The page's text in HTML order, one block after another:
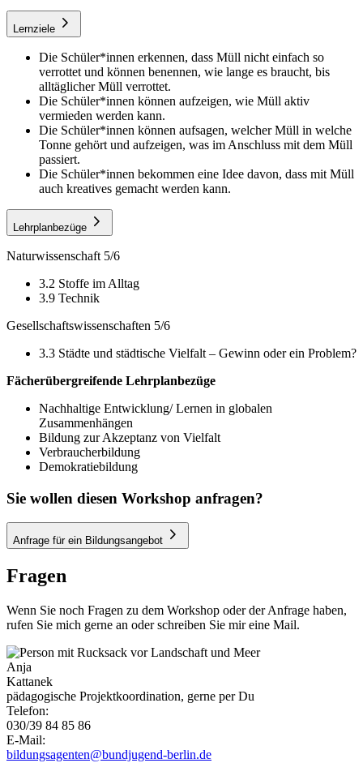
Lernziele
Die Schüler*innen erkennen, dass Müll nicht einfach so
verrottet und können benennen, wie lange es braucht, bis
alltäglicher Müll verrottet.
Die Schüler*innen können aufzeigen, wie Müll aktiv
vermieden werden kann.
Die Schüler*innen können aufsagen, welcher Müll in welche
Tonne gehört und aufzeigen, was im Anschluss mit dem Müll
passiert.
Die Schüler*innen bekommen eine Idee davon, dass mit Müll
auch kreatives gemacht werden kann.
Lehrplanbezüge
Naturwissenschaft 5/6
3.2 Stoffe im Alltag
3.9 Technik
Gesellschaftswissenschaften 5/6
3.3 Städte und städtische Vielfalt – Gewinn oder ein Problem?
Fächerübergreifende Lehrplanbezüge
Nachhaltige Entwicklung/ Lernen in globalen
Zusammenhängen
Bildung zur Akzeptanz von Vielfalt
Verbraucherbildung
Demokratiebildung
Sie wollen diesen Workshop anfragen?
Anfrage für ein Bildungsangebot
Fragen
Wenn Sie noch Fragen zu dem Workshop oder der Anfrage haben,
rufen Sie mich gerne an oder schreiben Sie mir eine Mail.
Anja
Kattanek
pädagogische Projektkoordination, gerne per Du
Telefon:
030/39 84 85 86
E-Mail:
bildungsagenten@bundjugend-berlin.de